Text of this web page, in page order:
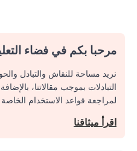
مرحبا بكم في فضاء
نريد مساحة للنقاش والتبادل
التبادلات بموجب مقالاتنا،
لمراجعة قواعد الاستخدام الخاصة
اقرأ ميثاقنا